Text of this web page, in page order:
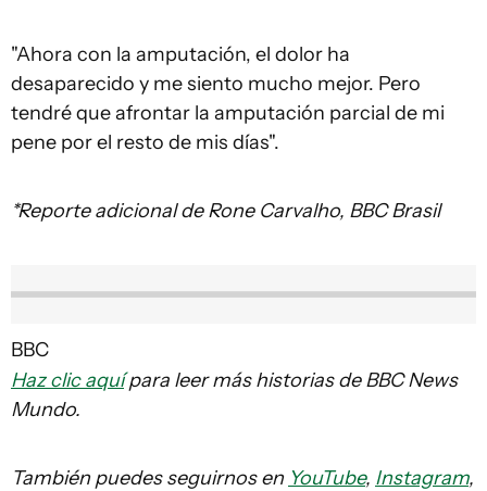
"Ahora con la amputación, el dolor ha
desaparecido y me siento mucho mejor. Pero
tendré que afrontar la amputación parcial de mi
pene por el resto de mis días".
*Reporte adicional de Rone Carvalho, BBC Brasil
BBC
Haz clic aquípara leer más historias de BBC News
Mundo.
También puedes seguirnos en YouTube, Instagram,